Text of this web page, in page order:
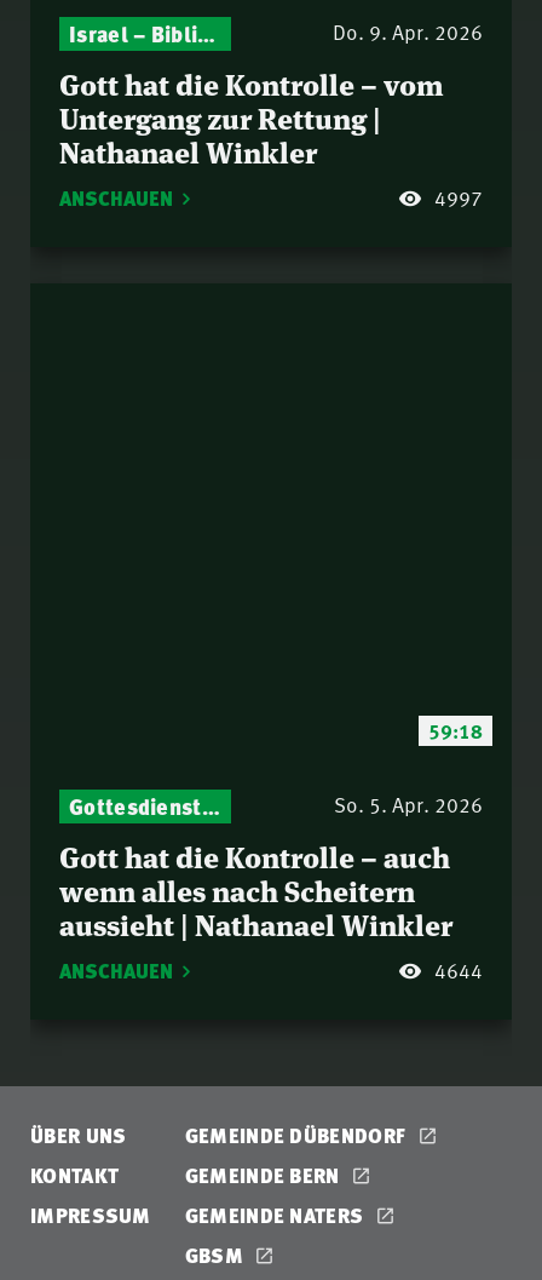
Gottesdienst-Botschaften – Jeden Sonntag neu: Aktuelle Predigten vom Mitternachtsruf
Israel – Biblische Perspektiven & aktuelle Einordnungen Do. 9. Apr. 2026
Gott hat die Kontrolle – vom
Untergang zur Rettung |
Nathanael Winkler
ANSCHAUEN 4997
59:18
Gottesdienst-Botschaften – Jeden Sonntag neu: Aktuelle Predigten vom Mitternachtsruf So. 5. Apr. 2026
Gott hat die Kontrolle – auch
wenn alles nach Scheitern
aussieht | Nathanael Winkler
ANSCHAUEN 4644
ÜBER UNS
KONTAKT
IMPRESSUM
GEMEINDE DÜBENDORF
GEMEINDE BERN
GEMEINDE NATERS
GBSM